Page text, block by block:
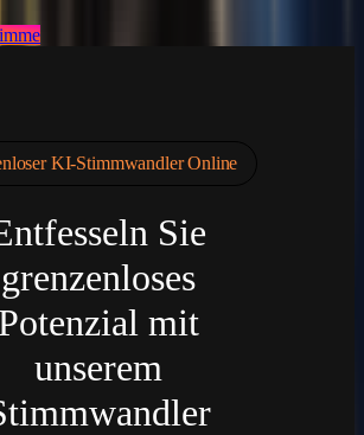
KI-Stimmwandler Online
Sie
grenzenloses
Potenzial mit
unserem